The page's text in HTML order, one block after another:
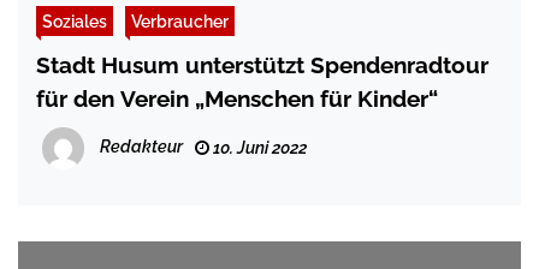
Soziales Verbraucher
Stadt Husum unterstützt Spendenradtour
für den Verein „Menschen für Kinder“
Redakteur 10. Juni 2022